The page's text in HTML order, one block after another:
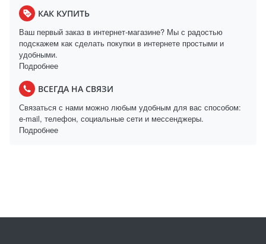
КАК КУПИТЬ
Ваш первый заказ в интернет-магазине? Мы с радостью
подскажем как сделать покупки в интернете простыми и
удобными.
Подробнее
ВСЕГДА НА СВЯЗИ
Связаться с нами можно любым удобным для вас способом:
e-mail, телефон, социальные сети и мессенджеры.
Подробнее